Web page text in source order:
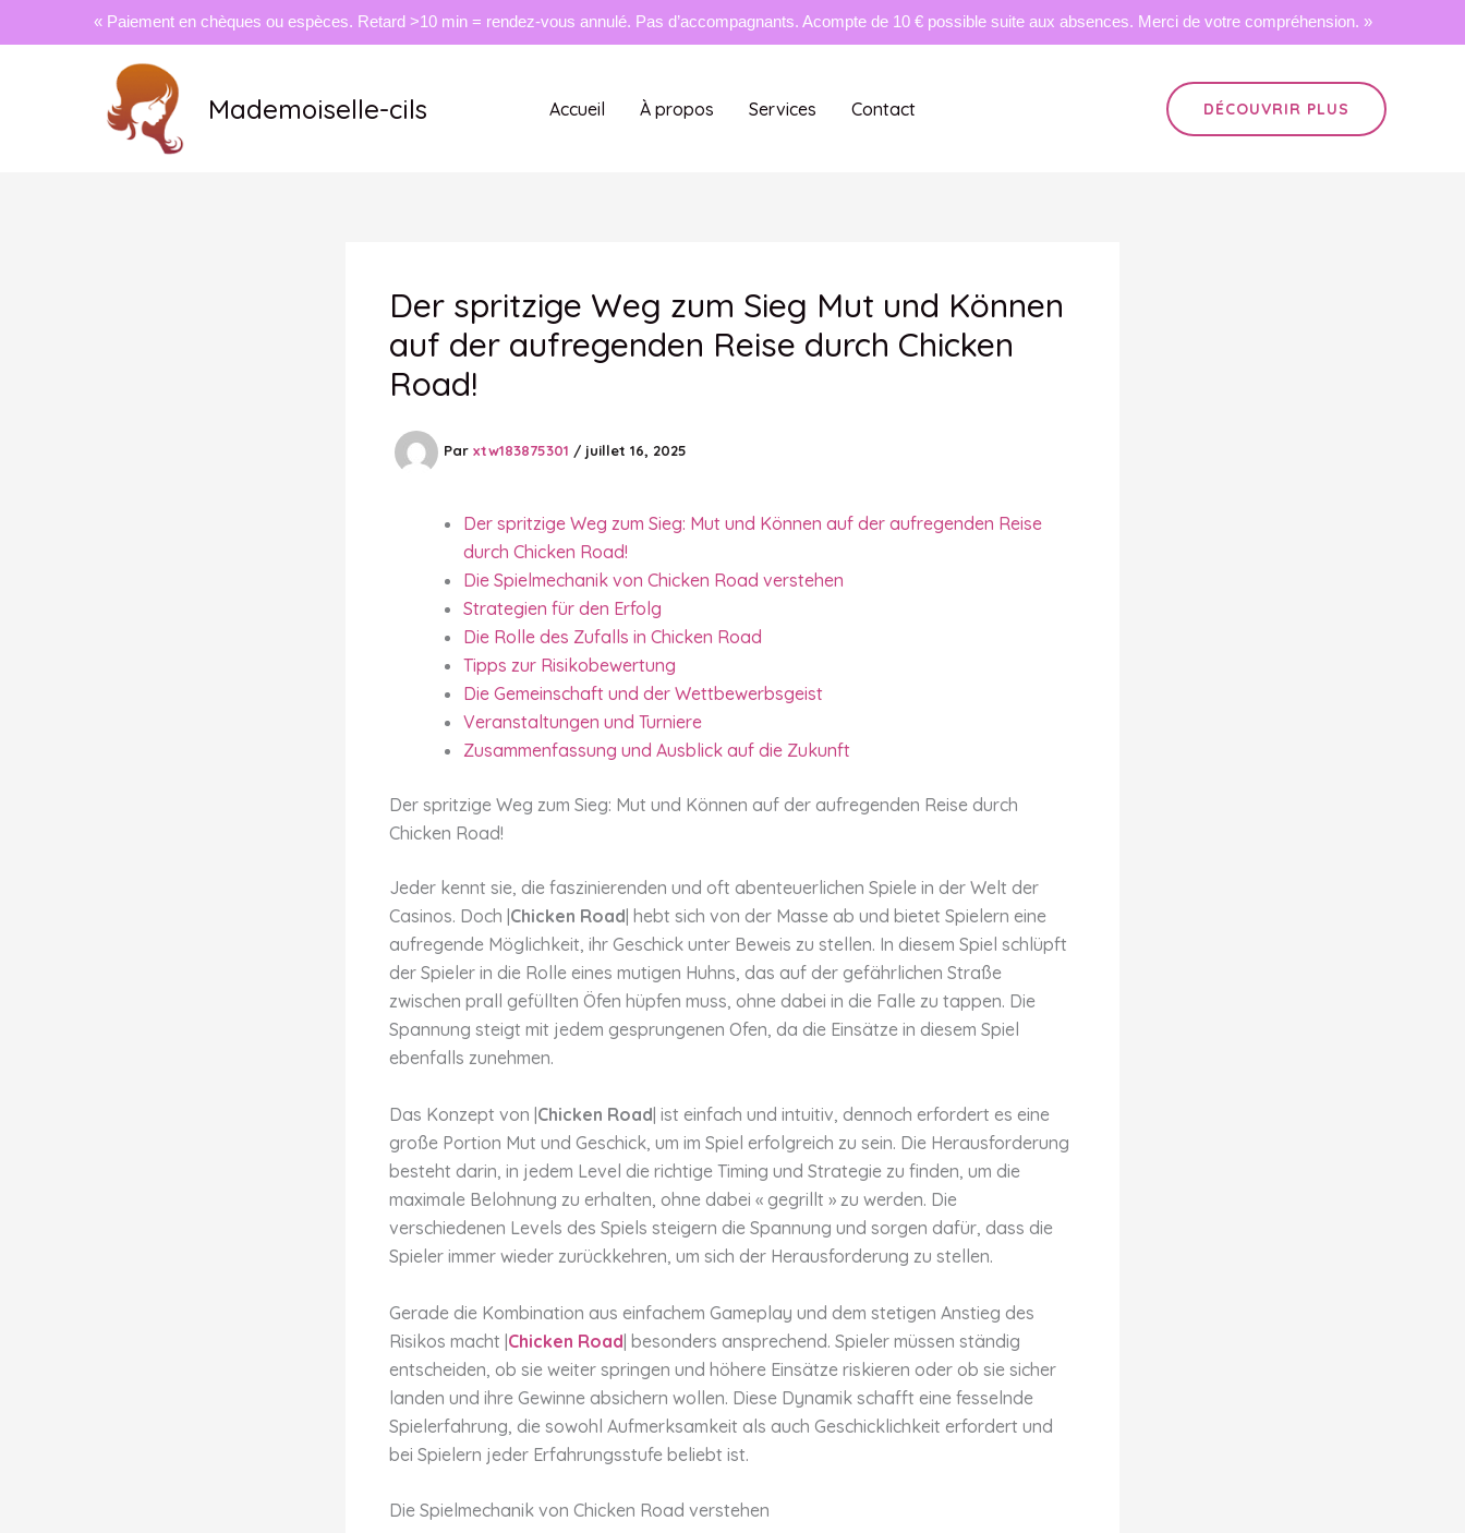
« Paiement en chèques ou espèces. Retard >10 min = rendez-vous annulé. Pas d’accompagnants. Acompte de 10 € possible suite aux absences. Merci de votre compréhension. »
Mademoiselle-cils Accueil À propos Services Contact DÉCOUVRIR PLUS
Der spritzige Weg zum Sieg Mut und Können
auf der aufregenden Reise durch Chicken
Road!
Par xtw183875301 / juillet 16, 2025
Der spritzige Weg zum Sieg: Mut und Können auf der aufregenden Reise
durch Chicken Road!
Die Spielmechanik von Chicken Road verstehen
Strategien für den Erfolg
Die Rolle des Zufalls in Chicken Road
Tipps zur Risikobewertung
Die Gemeinschaft und der Wettbewerbsgeist
Veranstaltungen und Turniere
Zusammenfassung und Ausblick auf die Zukunft
Der spritzige Weg zum Sieg: Mut und Können auf der aufregenden Reise durch
Chicken Road!
Jeder kennt sie, die faszinierenden und oft abenteuerlichen Spiele in der Welt der
Casinos. Doch | Chicken Road | hebt sich von der Masse ab und bietet Spielern eine
aufregende Möglichkeit, ihr Geschick unter Beweis zu stellen. In diesem Spiel schlüpft
der Spieler in die Rolle eines mutigen Huhns, das auf der gefährlichen Straße
zwischen prall gefüllten Öfen hüpfen muss, ohne dabei in die Falle zu tappen. Die
Spannung steigt mit jedem gesprungenen Ofen, da die Einsätze in diesem Spiel
ebenfalls zunehmen.
Das Konzept von | Chicken Road | ist einfach und intuitiv, dennoch erfordert es eine
große Portion Mut und Geschick, um im Spiel erfolgreich zu sein. Die Herausforderung
besteht darin, in jedem Level die richtige Timing und Strategie zu finden, um die
maximale Belohnung zu erhalten, ohne dabei « gegrillt » zu werden. Die
verschiedenen Levels des Spiels steigern die Spannung und sorgen dafür, dass die
Spieler immer wieder zurückkehren, um sich der Herausforderung zu stellen.
Gerade die Kombination aus einfachem Gameplay und dem stetigen Anstieg des
Risikos macht |Chicken Road| besonders ansprechend. Spieler müssen ständig
entscheiden, ob sie weiter springen und höhere Einsätze riskieren oder ob sie sicher
landen und ihre Gewinne absichern wollen. Diese Dynamik schafft eine fesselnde
Spielerfahrung, die sowohl Aufmerksamkeit als auch Geschicklichkeit erfordert und
bei Spielern jeder Erfahrungsstufe beliebt ist.
Die Spielmechanik von Chicken Road verstehen